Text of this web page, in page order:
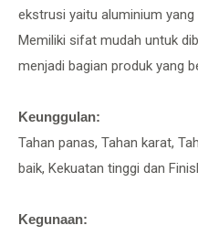
ekstrusi yaitu aluminium
Memiliki sifat mudah untuk
menjadi bagian produk yang
Keunggulan:
Tahan panas, Tahan karat,
baik, Kekuatan tinggi dan
Kegunaan: